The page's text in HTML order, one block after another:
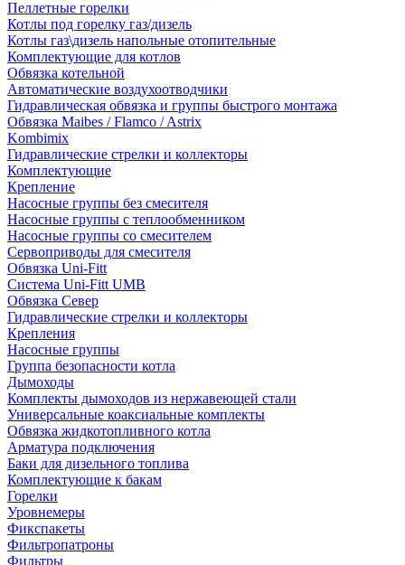
Пеллетные горелки
Котлы под горелку газ/дизель
Котлы газ\дизель напольные отопительные
Комплектующие для котлов
Обвязка котельной
Автоматические воздухоотводчики
Гидравлическая обвязка и группы быстрого монтажа
Обвязка Maibes / Flamco / Astrix
Kombimix
Гидравлические стрелки и коллекторы
Комплектующие
Крепление
Насосные группы без смесителя
Насосные группы с теплообменником
Насосные группы со смесителем
Сервоприводы для смесителя
Обвязка Uni-Fitt
Система Uni-Fitt UMB
Обвязка Север
Гидравлические стрелки и коллекторы
Крепления
Насосные группы
Группа безопасности котла
Дымоходы
Комплекты дымоходов из нержавеющей стали
Универсальные коаксиальные комплекты
Обвязка жидкотопливного котла
Арматура подключения
Баки для дизельного топлива
Комплектующие к бакам
Горелки
Уровнемеры
Фикспакеты
Фильтропатроны
Фильтры